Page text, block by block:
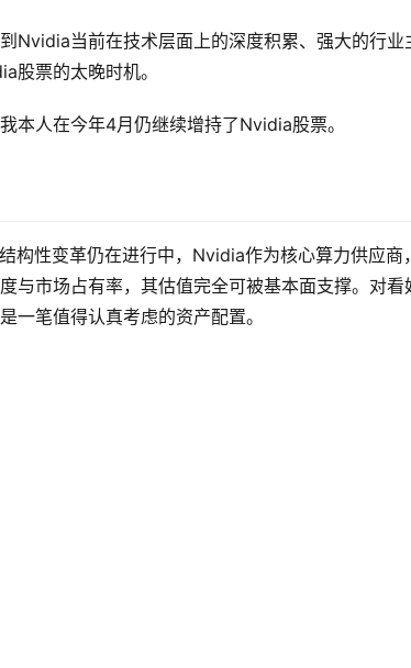
Nvidia当前在技术层面上的深度积累、强大的行
股票的太晚时机。
本人在今年4月仍继续增持了Nvidia股票。
构性变革仍在进行中，Nvidia作为核心算力供应
与市场占有率，其估值完全可被基本面支撑。对
一笔值得认真考虑的资产配置。